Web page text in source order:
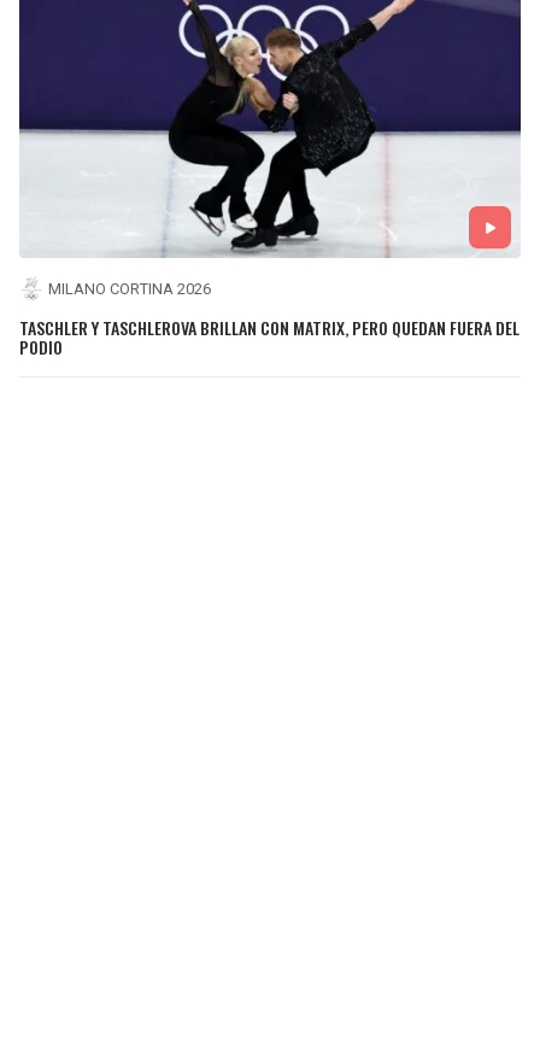
MILANO CORTINA 2026
TASCHLER Y TASCHLEROVA BRILLAN CON MATRIX, PERO QUEDAN FUERA DEL
PODIO